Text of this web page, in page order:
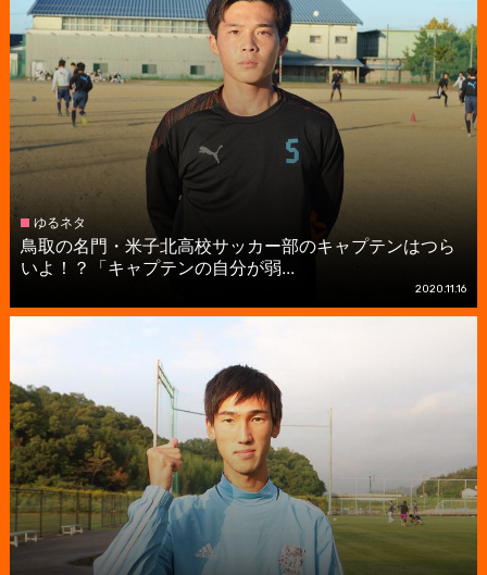
ゆるネタ
鳥取の名門・米子北高校サッカー部のキャプテンはつら
いよ！？「キャプテンの自分が弱...
2020.11.16